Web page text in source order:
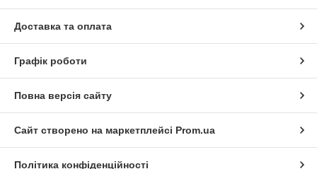
Доставка та оплата
Графік роботи
Повна версія сайту
Сайт створено на маркетплейсі Prom.ua
Політика конфіденційності